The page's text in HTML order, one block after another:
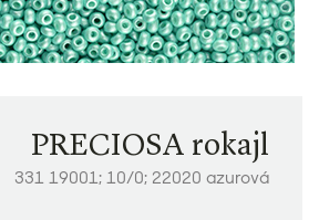
PRECIOSA rokajl
331 19001; 10/0; 22020 azurová